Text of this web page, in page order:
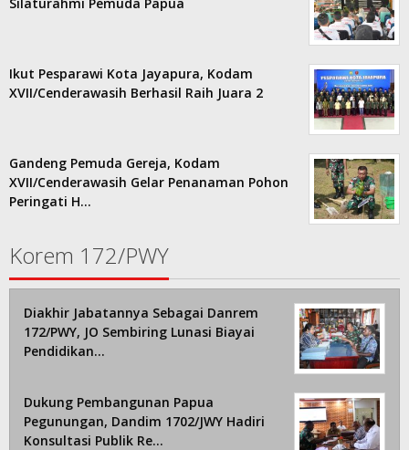
Ikut Pesparawi Kota Jayapura, Kodam
XVII/Cenderawasih Berhasil Raih Juara 2
Gandeng Pemuda Gereja, Kodam
XVII/Cenderawasih Gelar Penanaman Pohon
Peringati H…
Korem 172/PWY
Diakhir Jabatannya Sebagai Danrem
172/PWY, JO Sembiring Lunasi Biayai
Pendidikan…
Dukung Pembangunan Papua
Pegunungan, Dandim 1702/JWY Hadiri
Konsultasi Publik Re…